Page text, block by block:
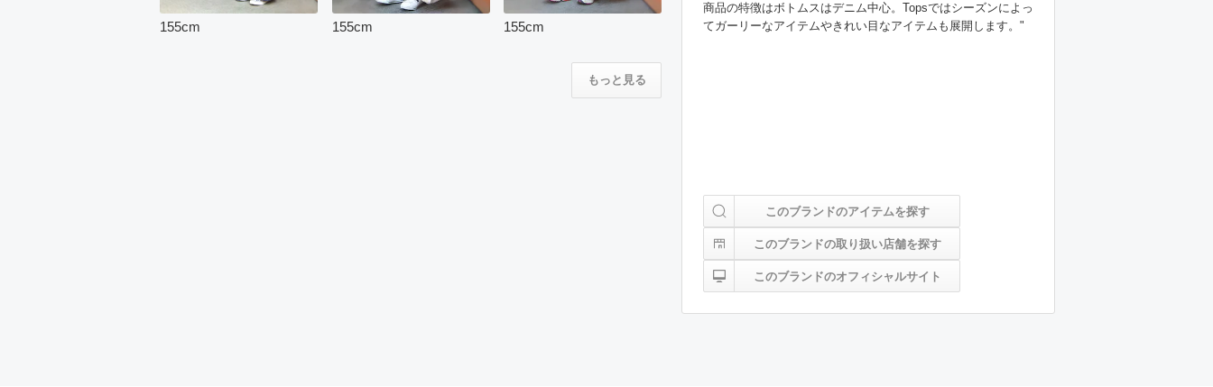
商品の特徴はボトムスはデニム中心。Topsではシーズンによっ
てガーリーなアイテムやきれい目なアイテムも展開します。"
このブランドのアイテムを探す
このブランドの取り扱い店舗を探す
このブランドのオフィシャルサイト
155cm 155cm 155cm
もっと見る